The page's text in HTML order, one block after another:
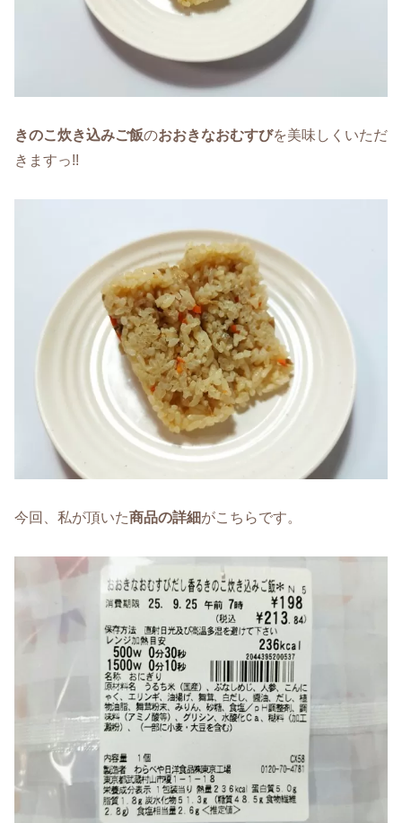
きのこ炊き込みご飯のおおきなおむすびを美味しくいただ
きますっ!!
今回、私が頂いた商品の詳細がこちらです。